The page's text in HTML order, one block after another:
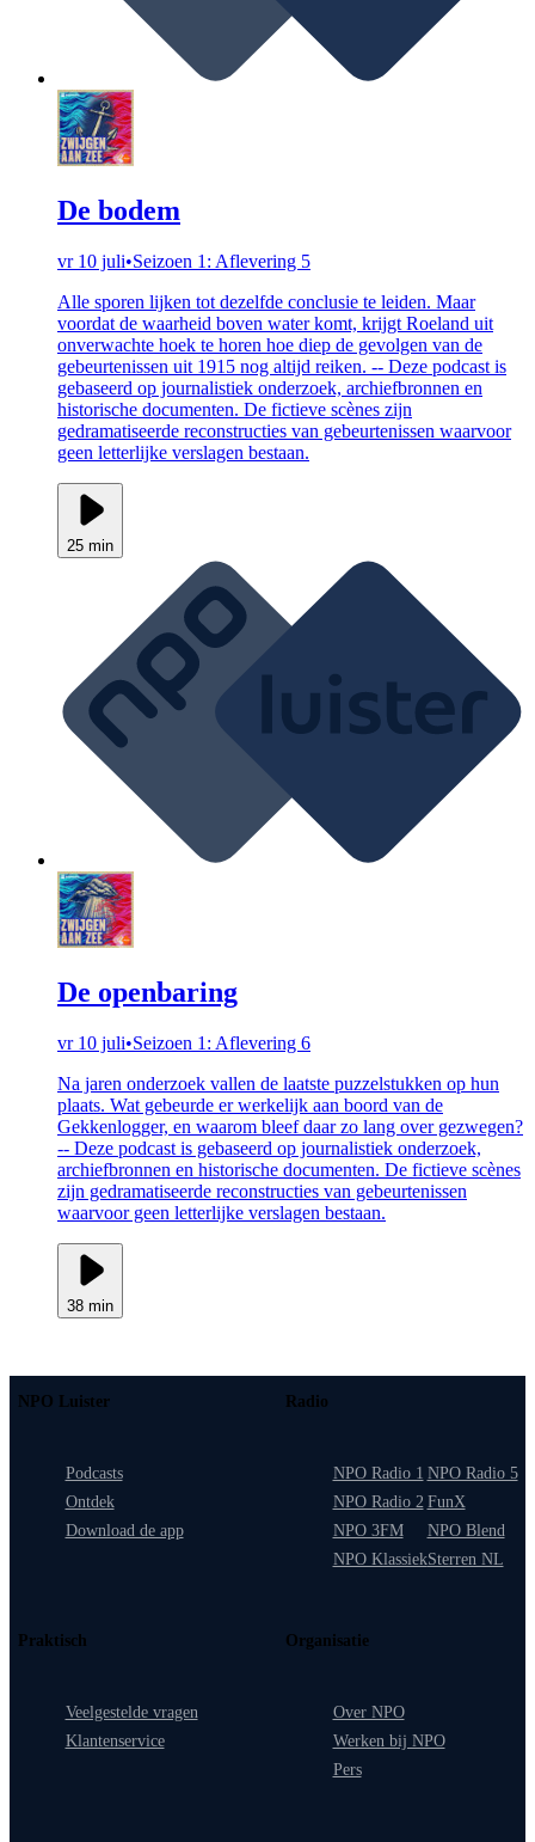
De bodem
vr 10 juli•Seizoen 1: Aflevering 5
Alle sporen lijken tot dezelfde conclusie te leiden. Maar
voordat de waarheid boven water komt, krijgt Roeland uit
onverwachte hoek te horen hoe diep de gevolgen van de
gebeurtenissen uit 1915 nog altijd reiken. -- Deze podcast is
gebaseerd op journalistiek onderzoek, archiefbronnen en
historische documenten. De fictieve scènes zijn
gedramatiseerde reconstructies van gebeurtenissen waarvoor
geen letterlijke verslagen bestaan.
25 min
De openbaring
vr 10 juli•Seizoen 1: Aflevering 6
Na jaren onderzoek vallen de laatste puzzelstukken op hun
plaats. Wat gebeurde er werkelijk aan boord van de
Gekkenlogger, en waarom bleef daar zo lang over gezwegen?
-- Deze podcast is gebaseerd op journalistiek onderzoek,
archiefbronnen en historische documenten. De fictieve scènes
zijn gedramatiseerde reconstructies van gebeurtenissen
waarvoor geen letterlijke verslagen bestaan.
38 min
NPO Luister
Podcasts
Ontdek
Download de app
Radio
NPO Radio 1
NPO Radio 2
NPO 3FM
NPO Klassiek
NPO Radio 5
FunX
NPO Blend
Sterren NL
Praktisch
Veelgestelde vragen
Klantenservice
Organisatie
Over NPO
Werken bij NPO
Pers